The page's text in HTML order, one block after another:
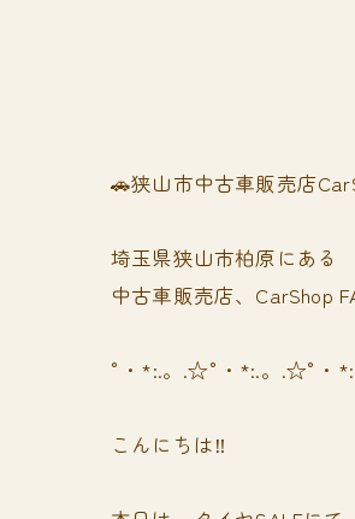
🚗狭山市中古車販売店
埼玉県狭山市柏原にある
中古車販売店、CarShop
°・*:.。.☆°・*:.。.☆°・
こんにちは‼️